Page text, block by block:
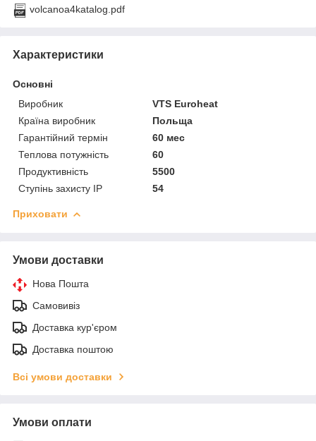
volcanoa4katalog.pdf
Характеристики
Основні
Виробник
VTS Euroheat
Країна виробник
Польща
Гарантійний термін
60 мес
Теплова потужність
60
Продуктивність
5500
Ступінь захисту IP
54
Приховати
Умови доставки
Нова Пошта
Самовивіз
Доставка кур'єром
Доставка поштою
Всі умови доставки
Умови оплати